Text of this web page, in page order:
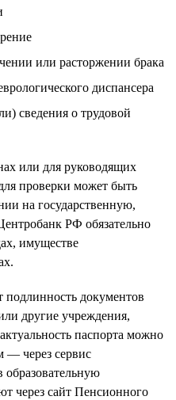
или расторжении брака
диспансера
сведения о трудовой
или для руководящих
проверки может быть
на государственную,
РФ обязательно
имуществе
подлинность документов
другие учреждения,
паспорта можно
— через сервис
образовательную
через сайт Пенсионного